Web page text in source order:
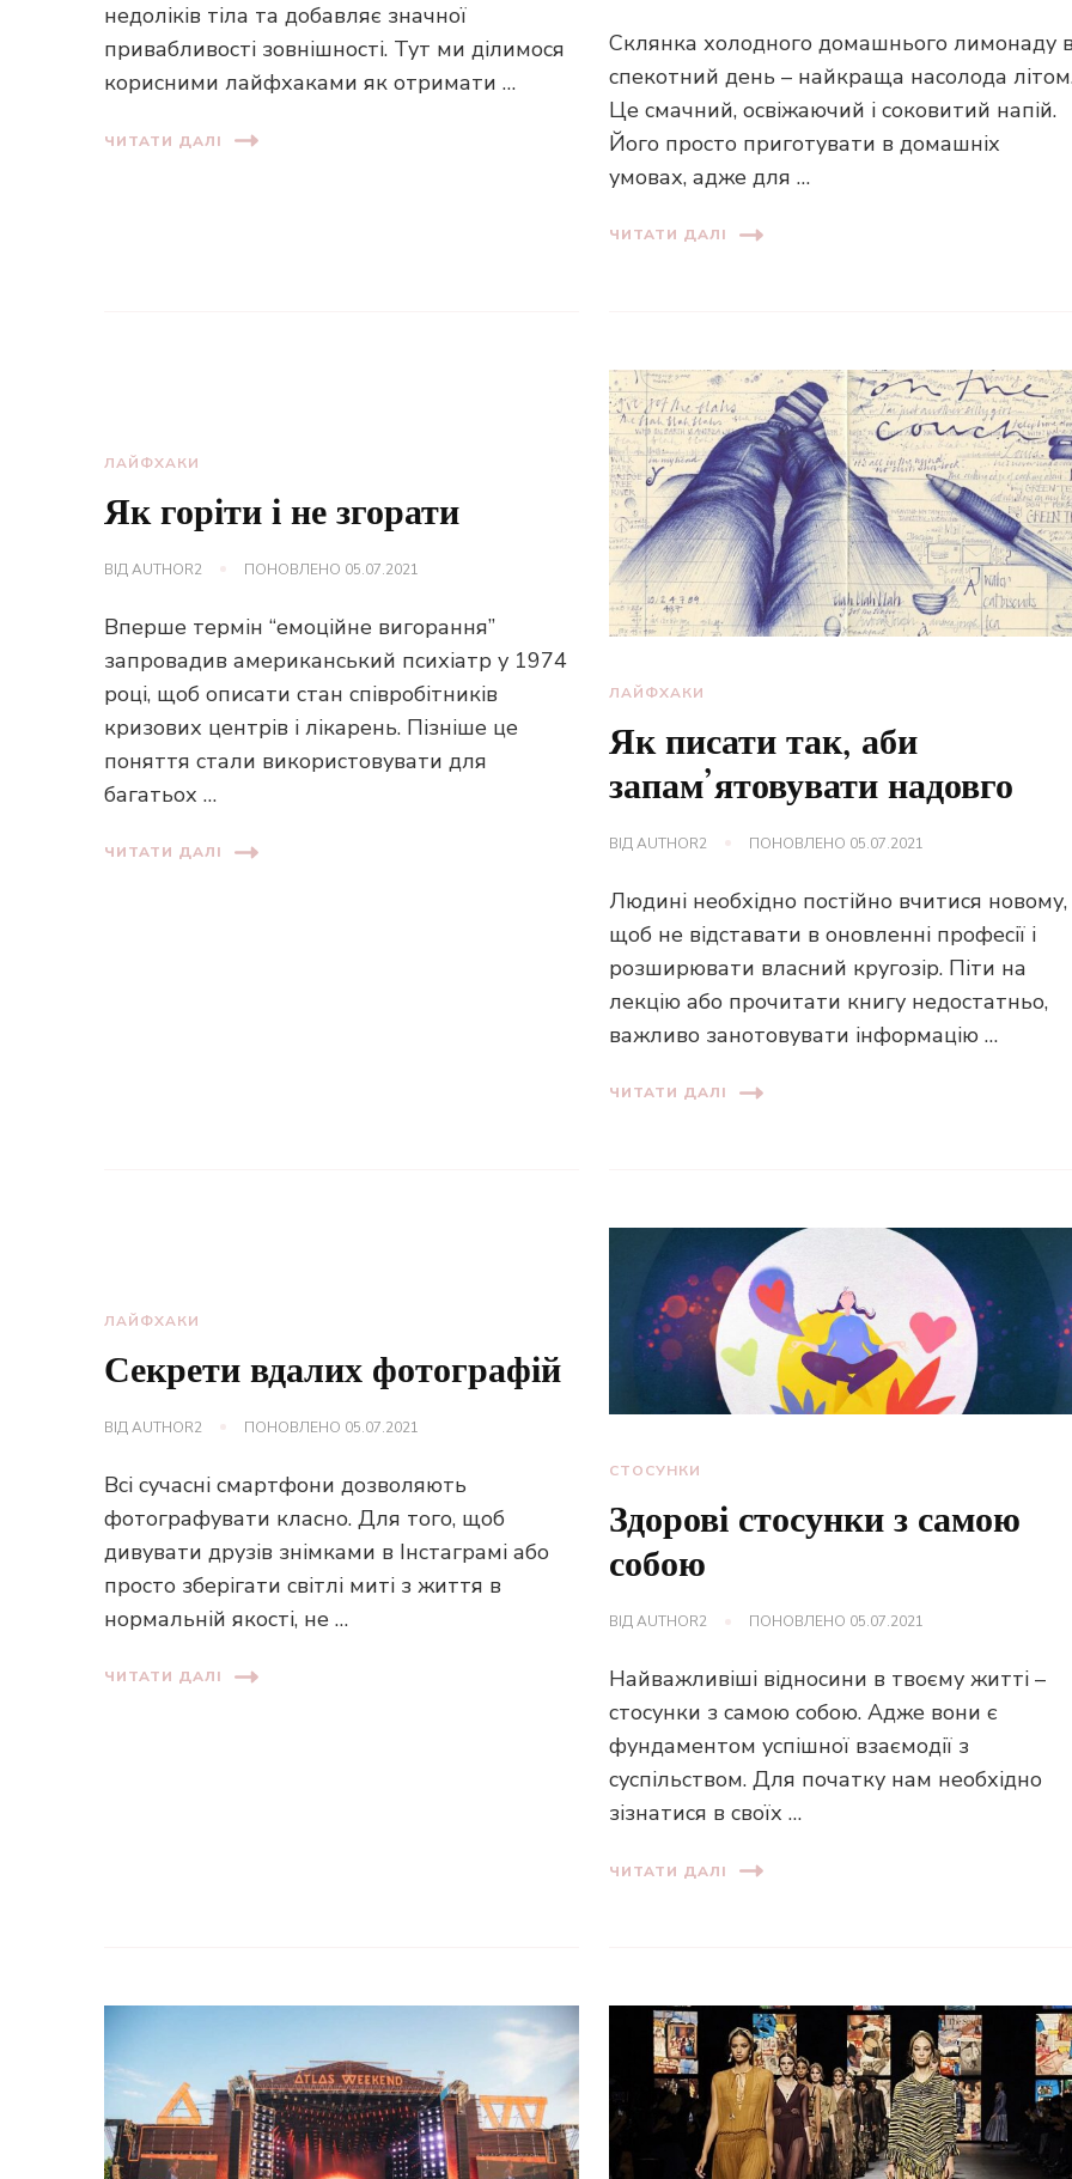
недоліків тіла та добавляє значної
привабливості зовнішності. Тут ми ділимося
корисними лайфхаками як отримати …
ЧИТАТИ ДАЛІ
Склянка холодного домашнього лимонаду
спекотний день – найкраща насолода
Це смачний, освіжаючий і соковитий напій.
Його просто приготувати в домашніх
умовах, адже для …
ЧИТАТИ ДАЛІ
ЛАЙФХАКИ
Як горіти і не згорати
ВІДAUTHOR2 ПОНОВЛЕНО 05.07.2021
Вперше термін “емоційне вигорання”
запровадив американський психіатр у 1974
році, щоб описати стан співробітників
кризових центрів і лікарень. Пізніше це
поняття стали використовувати для
багатьох …
ЧИТАТИ ДАЛІ
ЛАЙФХАКИ
Як писати так, аби
запам’ятовувати надовго
ВІДAUTHOR2 ПОНОВЛЕНО 05.07.2021
Людині необхідно постійно вчитися новому,
щоб не відставати в оновленні професії і
розширювати власний кругозір. Піти на
лекцію або прочитати книгу недостатньо,
важливо занотовувати інформацію …
ЧИТАТИ ДАЛІ
ЛАЙФХАКИ
Секрети вдалих фотографій
ВІДAUTHOR2 ПОНОВЛЕНО 05.07.2021
Всі сучасні смартфони дозволяють
фотографувати класно. Для того, щоб
дивувати друзів знімками в Інстаграмі або
просто зберігати світлі миті з життя в
нормальній якості, не …
ЧИТАТИ ДАЛІ
СТОСУНКИ
Здорові стосунки з самою
собою
ВІДAUTHOR2 ПОНОВЛЕНО 05.07.2021
Найважливіші відносини в твоєму житті –
стосунки з самою собою. Адже вони є
фундаментом успішної взаємодії з
суспільством. Для початку нам необхідно
зізнатися в своїх …
ЧИТАТИ ДАЛІ